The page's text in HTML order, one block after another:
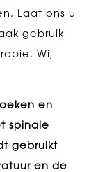
Laat ons u
gebruik
Wij
en
spinale
gebruikt
en de